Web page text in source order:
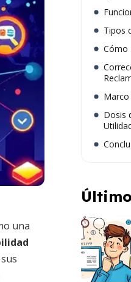
una
Tipos
Cómo
Marco
Dosis